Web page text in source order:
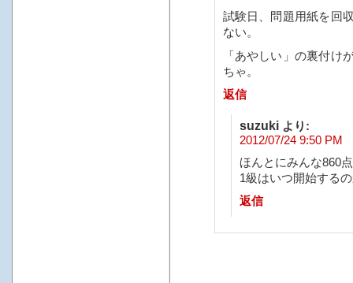
試験日、問題用紙を回
ない。
「あやしい」の裏付け
ちゃ。
返信
suzuki より:
2012/07/24 9:50 PM
ほんとにみんな860
1級はいつ開始する
返信